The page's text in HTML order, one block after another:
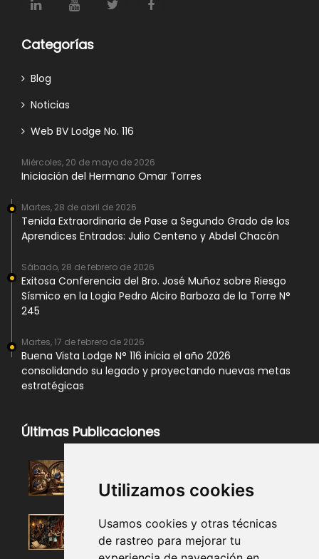
Utilizamos cookies
Usamos cookies y otras técnicas
de rastreo para mejorar tu
Categorías
Blog
Noticias
Web BV Lodge No. 116
Miércoles, 20 de mayo de 2026
Iniciación del Hermano Omar Torres
Martes, 28 de abril de 2026
Tenida Extraordinaria de Pase a Segundo Grado de los
Aprendices Entrados: Julio Centeno y Abdel Chacón
Sábado, 28 de febrero de 2026
Exitosa Conferencia del Bro. José Muñoz sobre Riesgo
Sísmico en la Logia Pedro Alciro Barboza de la Torre N°
245
Martes, 17 de febrero de 2026
Buena Vista Lodge N° 116 inicia el año 2026
consolidando su legado y proyectando nuevas metas
estratégicas
Últimas Publicaciones